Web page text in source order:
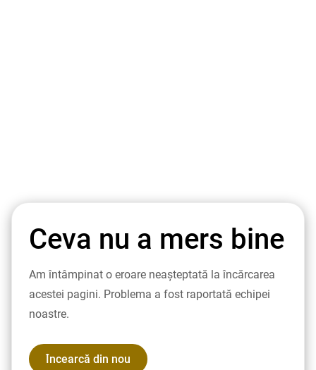
Ceva nu a mers bine
Am întâmpinat o eroare neașteptată la încărcarea
acestei pagini. Problema a fost raportată echipei
noastre.
Încearcă din nou